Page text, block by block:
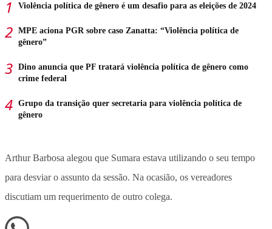
Violência política de gênero é um desafio para as eleições de 2024
MPE aciona PGR sobre caso Zanatta: “Violência política de
gênero”
Dino anuncia que PF tratará violência política de gênero como
crime federal
Grupo da transição quer secretaria para violência política de
gênero
Arthur Barbosa alegou que Sumara estava utilizando o seu tempo
para desviar o assunto da sessão. Na ocasião, os vereadores
discutiam um requerimento de outro colega.